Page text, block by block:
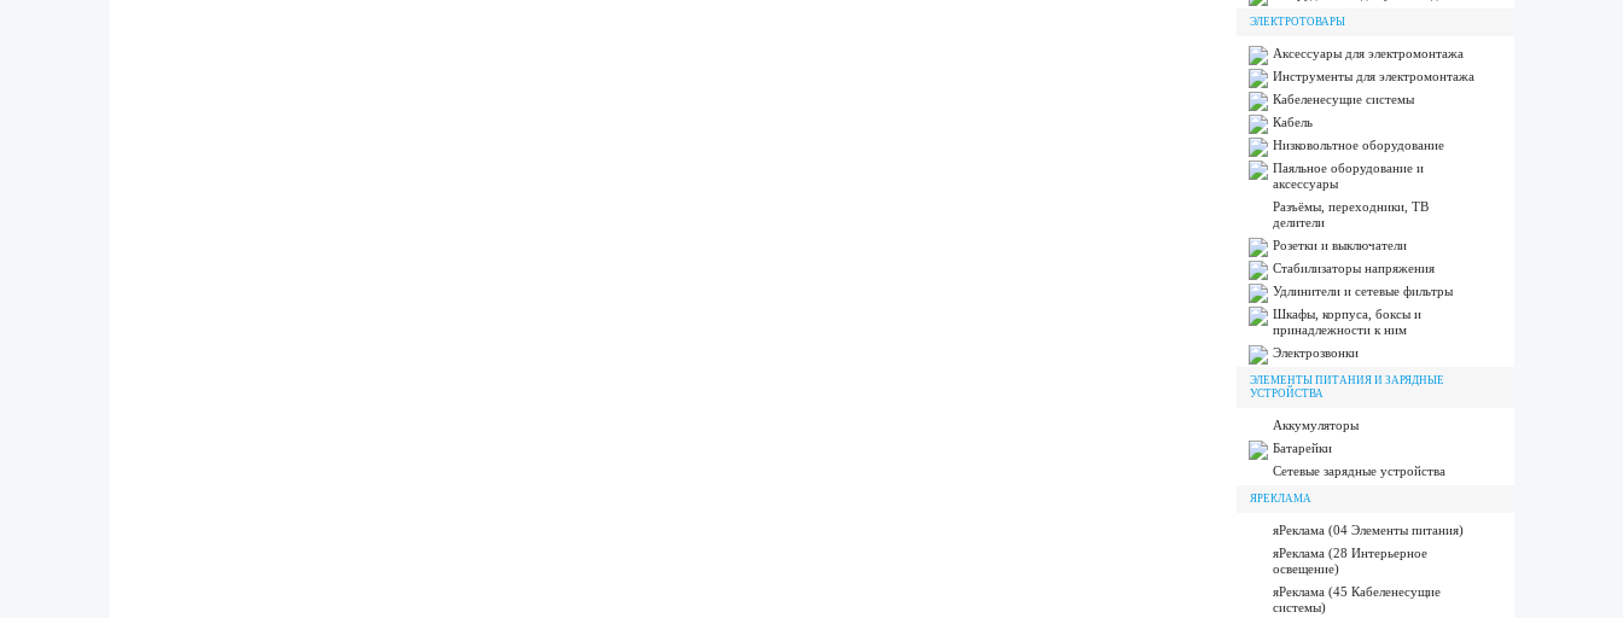
ЭЛЕКТРОТОВАРЫ
Аксессуары для электромонтажа
Инструменты для электромонтажа
Кабеленесущие системы
Кабель
Низковольтное оборудование
Паяльное оборудование и
аксессуары
Разъёмы, переходники, ТВ
делители
Розетки и выключатели
Стабилизаторы напряжения
Удлинители и сетевые фильтры
Шкафы, корпуса, боксы и
принадлежности к ним
Электрозвонки
ЭЛЕМЕНТЫ ПИТАНИЯ И ЗАРЯДНЫЕ
УСТРОЙСТВА
Аккумуляторы
Батарейки
Сетевые зарядные устройства
ЯРЕКЛАМА
яРеклама (04 Элементы питания)
яРеклама (28 Интерьерное
освещение)
яРеклама (45 Кабеленесущие
системы)